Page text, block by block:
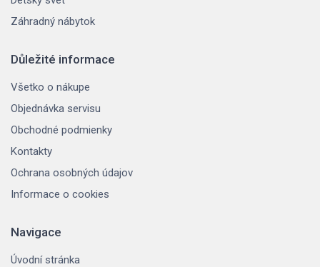
Záhradný nábytok
Důležité informace
Všetko o nákupe
Objednávka servisu
Obchodné podmienky
Kontakty
Ochrana osobných údajov
Informace o cookies
Navigace
Úvodní stránka